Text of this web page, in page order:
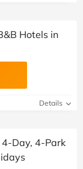
Hotels in
Details
Day, 4-Park